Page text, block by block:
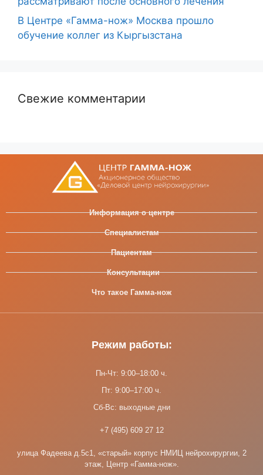
В Центре «Гамма-нож» Москва прошло
обучение коллег из Кыргызстана
Свежие комментарии
Информация о центре
Специалистам
Пациентам
Консультации
Что такое Гамма-нож
Режим работы:
Пн-Чт: 9:00–18:00 ч.
Пт: 9:00–17:00 ч.
Сб-Вс: выходные дни
+7 (495) 609 27 12
улица Фадеева д.5с1, «старый» корпус НМИЦ нейрохирургии, 2
этаж, Центр «Гамма-нож».